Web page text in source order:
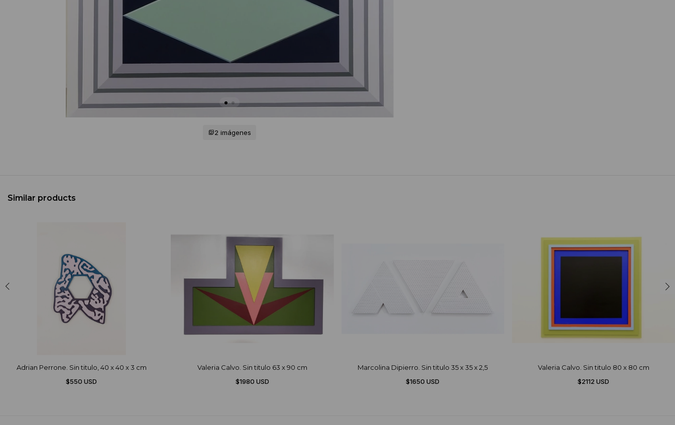
2 imágenes
Similar products
Adrian Perrone. Sin titulo, 40 x 40 x 3 cm
$550 USD
Valeria Calvo. Sin titulo 63 x 90 cm
$1980 USD
Marcolina Dipierro. Sin titulo 35 x 35 x 2,5
$1650 USD
Valeria Calvo. Sin titulo 80 x 80 cm
$2112 USD